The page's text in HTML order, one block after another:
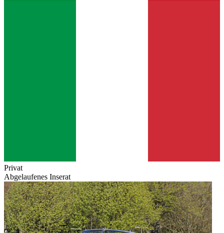
Privat
Abgelaufenes Inserat